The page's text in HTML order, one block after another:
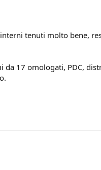
interni tenuti molto bene,
da 17 omologati, PDC,